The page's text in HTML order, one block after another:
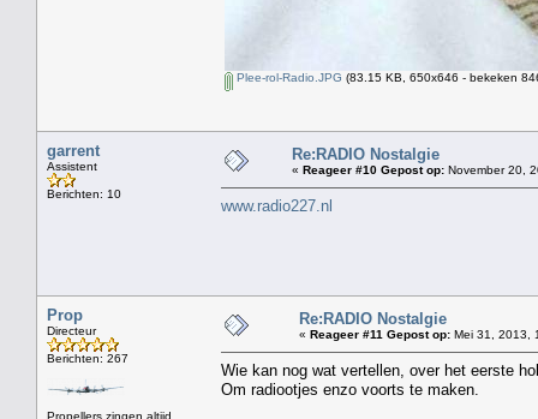
Plee-rol-Radio.JPG (83.15 KB, 650x646 - bekeken
garrent
Assistent
Berichten: 10
Re:RADIO Nostalgie
« Reageer #10 Gepost op: November 20,
www.radio227.nl
Prop
Directeur
Berichten: 267
Propellers zingen altijd
Re:RADIO Nostalgie
« Reageer #11 Gepost op: Mei 31, 2013,
Wie kan nog wat vertellen, over het eerste
Om radiootjes enzo voorts te maken.